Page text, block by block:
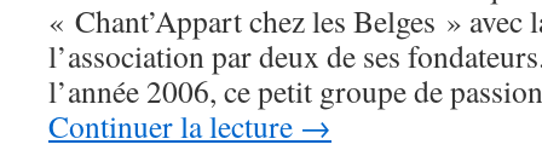
« Chant’Appart chez les Belges » avec
l’association par deux de ses
l’année 2006, ce petit groupe de
Continuer la lecture →